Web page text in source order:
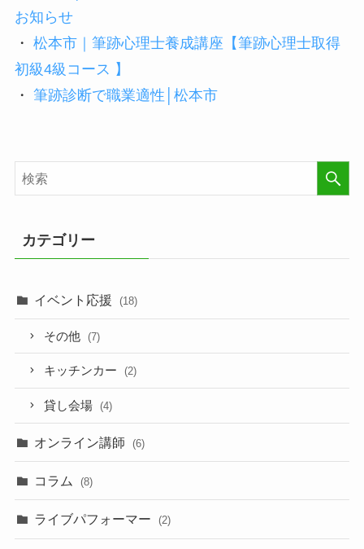
お知らせ
・ 松本市｜筆跡心理士養成講座【筆跡心理士取得
初級4級コース 】
・ 筆跡診断で職業適性│松本市
カテゴリー
イベント応援 (18)
その他 (7)
キッチンカー (2)
貸し会場 (4)
オンライン講師 (6)
コラム (8)
ライブパフォーマー (2)